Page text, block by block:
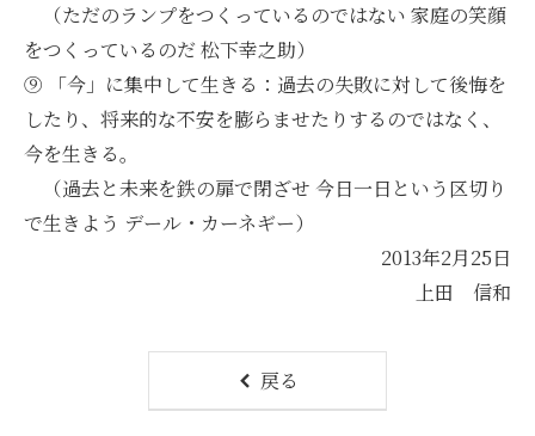
（ただのランプをつくっているのではない 家庭の笑顔
をつくっているのだ 松下幸之助）
⑨ 「今」に集中して生きる：過去の失敗に対して後悔を
したり、将来的な不安を膨らませたりするのではなく、
今を生きる。
（過去と未来を鉄の扉で閉ざせ 今日一日という区切り
で生きよう デール・カーネギー）
2013年2月25日
上田 信和
戻る